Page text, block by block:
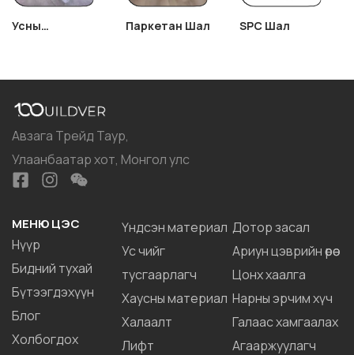
Усны
Паркетан Шал SPC Шал
Авзага Трейд Таур,
Улаанбаатар хот, Монгол улс
МЕНЮ ЦЭС
Нүүр
Бидний тухай
Бүтээгдэхүүн
Блог
Холбогдох
Үндсэн материал
Ус чийг
тусгаарлагч
Хаусны материал
Халаалт
Лифт
Дотор засал
Ариун цэврийн өрөө
Цонх хаалга
Нарны эрчим хүч
Галаас хамгаалах
Агааржуулагч